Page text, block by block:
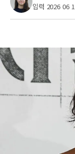
입력 2026 06